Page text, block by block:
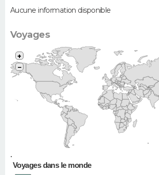
Aucune information disponible
Voyages
•
+
−
Voyages dans le monde